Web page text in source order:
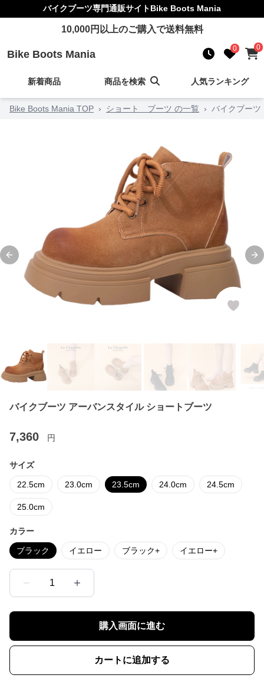
バイクブーツ専門通販サイトBike Boots Mania
10,000円以上のご購入で送料無料
Bike Boots Mania 0 0
新着商品 商品を検索 人気ランキング
Bike Boots Mania TOP › ショート ブーツ の一覧 › バイクブーツ
Previous slide
バイクブーツ アーバンスタイル ショートブーツ
7,360 円
サイズ
22.5cm 23.0cm 23.5cm 24.0cm 24.5cm
25.0cm
カラー
ブラック イエロー ブラック+ イエロー+
1
購入画面に進む
カートに追加する